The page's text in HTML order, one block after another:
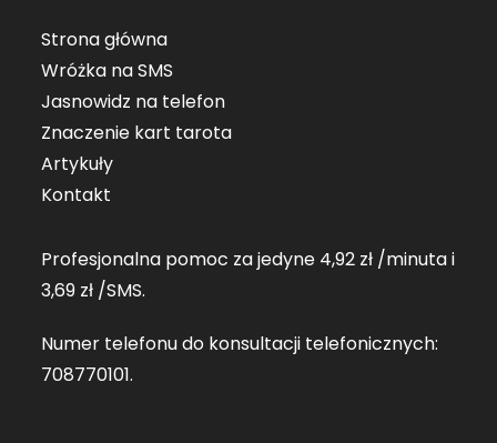
Strona główna
Wróżka na SMS
Jasnowidz na telefon
Znaczenie kart tarota
Artykuły
Kontakt
Profesjonalna pomoc za jedyne 4,92 zł /minuta i
3,69 zł /SMS.
Numer telefonu do konsultacji telefonicznych:
708770101.